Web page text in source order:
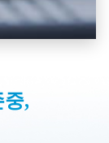
중,